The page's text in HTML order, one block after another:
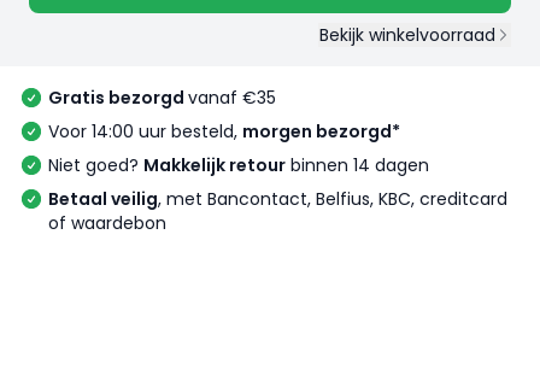
Bekijk winkelvoorraad
Gratis bezorgd vanaf €35
Voor 14:00 uur besteld, morgen bezorgd*
Niet goed? Makkelijk retour binnen 14 dagen
Betaal veilig, met Bancontact, Belfius, KBC, creditcard
of waardebon